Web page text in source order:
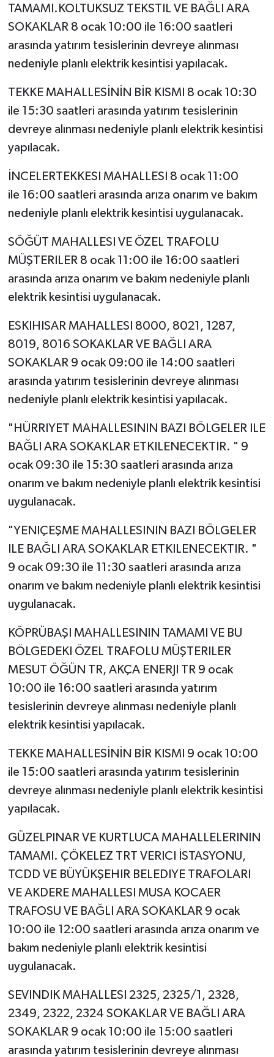
TAMAMI.KOLTUKSUZ TEKSTIL VE BAĞLI ARA
SOKAKLAR 8 ocak 10:00 ile 16:00 saatleri
arasında yatırım tesislerinin devreye alınması
nedeniyle planlı elektrik kesintisi yapılacak.
TEKKE MAHALLESİNİN BİR KISMI 8 ocak 10:30
ile 15:30 saatleri arasında yatırım tesislerinin
devreye alınması nedeniyle planlı elektrik kesintisi
yapılacak.
İNCELERTEKKESI MAHALLESI 8 ocak 11:00
ile 16:00 saatleri arasında arıza onarım ve bakım
nedeniyle planlı elektrik kesintisi uygulanacak.
SÖĞÜT MAHALLESI VE ÖZEL TRAFOLU
MÜŞTERILER 8 ocak 11:00 ile 16:00 saatleri
arasında arıza onarım ve bakım nedeniyle planlı
elektrik kesintisi uygulanacak.
ESKIHISAR MAHALLESI 8000, 8021, 1287,
8019, 8016 SOKAKLAR VE BAĞLI ARA
SOKAKLAR 9 ocak 09:00 ile 14:00 saatleri
arasında yatırım tesislerinin devreye alınması
nedeniyle planlı elektrik kesintisi yapılacak.
"HÜRRIYET MAHALLESININ BAZI BÖLGELER ILE
BAĞLI ARA SOKAKLAR ETKILENECEKTIR. " 9
ocak 09:30 ile 15:30 saatleri arasında arıza
onarım ve bakım nedeniyle planlı elektrik kesintisi
uygulanacak.
"YENIÇEŞME MAHALLESININ BAZI BÖLGELER
ILE BAĞLI ARA SOKAKLAR ETKILENECEKTIR. "
9 ocak 09:30 ile 11:30 saatleri arasında arıza
onarım ve bakım nedeniyle planlı elektrik kesintisi
uygulanacak.
KÖPRÜBAŞI MAHALLESININ TAMAMI VE BU
BÖLGEDEKI ÖZEL TRAFOLU MÜŞTERILER
MESUT ÖĞÜN TR, AKÇA ENERJI TR 9 ocak
10:00 ile 16:00 saatleri arasında yatırım
tesislerinin devreye alınması nedeniyle planlı
elektrik kesintisi yapılacak.
TEKKE MAHALLESİNİN BİR KISMI 9 ocak 10:00
ile 15:00 saatleri arasında yatırım tesislerinin
devreye alınması nedeniyle planlı elektrik kesintisi
yapılacak.
GÜZELPINAR VE KURTLUCA MAHALLELERININ
TAMAMI. ÇÖKELEZ TRT VERICI İSTASYONU,
TCDD VE BÜYÜKŞEHIR BELEDIYE TRAFOLARI
VE AKDERE MAHALLESI MUSA KOCAER
TRAFOSU VE BAĞLI ARA SOKAKLAR 9 ocak
10:00 ile 12:00 saatleri arasında arıza onarım ve
bakım nedeniyle planlı elektrik kesintisi
uygulanacak.
SEVINDIK MAHALLESI 2325, 2325/1, 2328,
2349, 2322, 2324 SOKAKLAR VE BAĞLI ARA
SOKAKLAR 9 ocak 10:00 ile 15:00 saatleri
arasında yatırım tesislerinin devreye alınması